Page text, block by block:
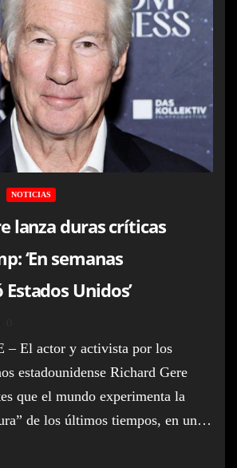
NOTICIAS
lanza duras críticas
‘En semanas
Unidos’
– El actor y activista por los
estadounidense Richard Gere
que el mundo experimenta la
de los últimos tiempos, en un…